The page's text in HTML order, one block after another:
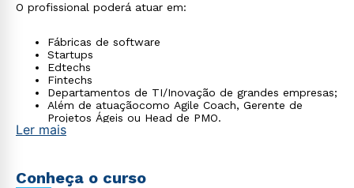
O profissional poderá atuar em:
Fábricas de software
Startups
Edtechs
Fintechs
Departamentos de TI/Inovação de grandes empresas;
Além de atuaçãocomo Agile Coach, Gerente de
Projetos Ágeis ou Head de PMO.
Ler mais
Conheça o curso